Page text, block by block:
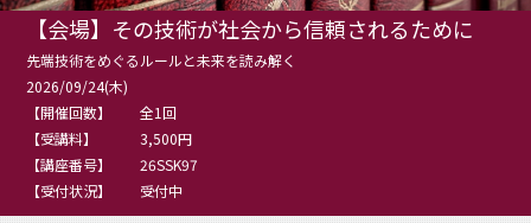
【会場】その技術が社会から信頼されるために
先端技術をめぐるルールと未来を読み解く
2026/09/24(木)
【開催回数】
全1回
【受講料】
3,500円
【講座番号】
26SSK97
【受付状況】
受付中